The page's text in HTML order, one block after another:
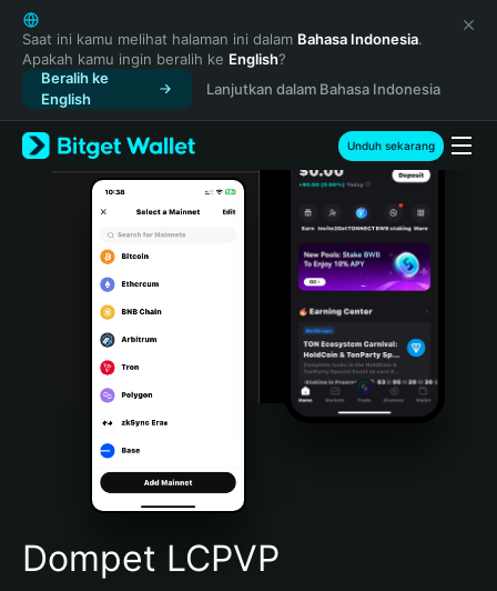
English
日本語
Tiếng Việt
Русский
Español (Latinoamérica)
Türkçe
Italiano
Português (Portugal)
Bahasa Indonesia
Português (Brasil)
Español (Argentina)
Saat ini kamu melihat halaman ini dalam Bahasa Indonesia.
Apakah kamu ingin beralih ke English?
Beralih ke
English
Lanjutkan dalam Bahasa Indonesia
Unduh sekarang
Dompet LCPVP